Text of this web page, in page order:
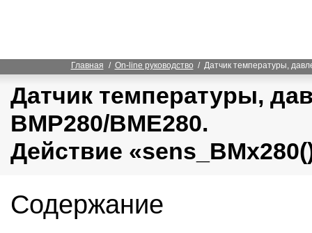
Главная / On-line руководство / Датчик температуры,
Датчик температуры,
BMP280/BME280.
Действие
Содержание